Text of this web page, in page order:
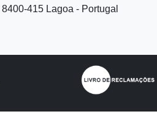
8400-415 Lagoa - Portugal